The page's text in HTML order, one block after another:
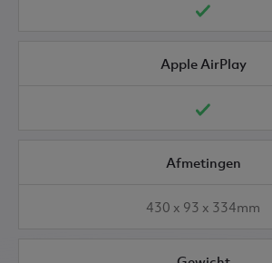
Apple AirPlay
Afmetingen
430 x 93 x 334mm